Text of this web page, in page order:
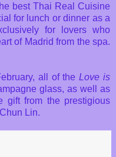
best Thai Real Cuisine
for lunch or dinner as a
for lovers who
of Madrid from the spa.
all of theLove is
glass, as well as
gift from the prestigious
Lin.